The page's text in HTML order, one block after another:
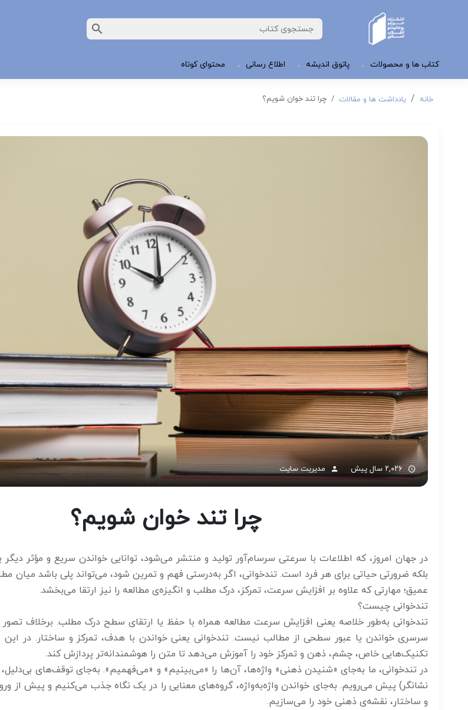
کتاب ها و محصولات پاتوق اندیشه اطلاع رسانی محتوای کوتاه
خانه یادداشت ها و مقالات چرا تند خوان شویم؟
۲,۰۲۶ سال پیش مدیریت سایت
چرا تند خوان شویم؟
در جهان امروز، که اطلاعات با سرعتی سرسام‌آور تولید و منتشر می‌شود، توانایی خواندن سریع و مؤثر
بلکه ضرورتی حیاتی برای هر فرد است. تندخوانی، اگر به‌درستی فهم و تمرین شود، می‌تواند پلی باشد میان
عمیق؛ مهارتی که علاوه بر افزایش سرعت، تمرکز، درک مطلب و انگیزه‌ی مطالعه را نیز ارتقا می‌بخشد.
تندخوانی چیست؟
تندخوانی به‌طور خلاصه یعنی افزایش سرعت مطالعه همراه با حفظ یا ارتقای سطح درک مطلب. برخلاف تصور
سرسری خواندن یا عبور سطحی از مطالب نیست. تندخوانی یعنی خواندن با هدف، تمرکز و ساختار. در این
تکنیک‌هایی خاص، چشم، ذهن و تمرکز خود را آموزش می‌دهد تا متن را هوشمندانه‌تر پردازش کند.
در تندخوانی، ما به‌جای «شنیدن ذهنی» واژه‌ها، آن‌ها را «می‌بینیم» و «می‌فهمیم». به‌جای توقف‌های بی‌دلیل،
نشانگر) پیش می‌رویم. به‌جای خواندن واژه‌به‌واژه، گروه‌های معنایی را در یک نگاه جذب می‌کنیم و پیش از
و ساختار، نقشه‌ی ذهنی خود را می‌سازیم.